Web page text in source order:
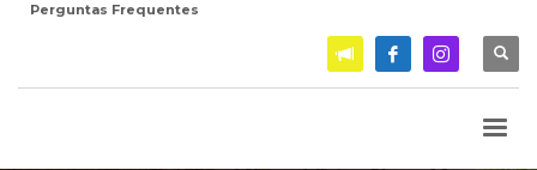
Perguntas Frequentes